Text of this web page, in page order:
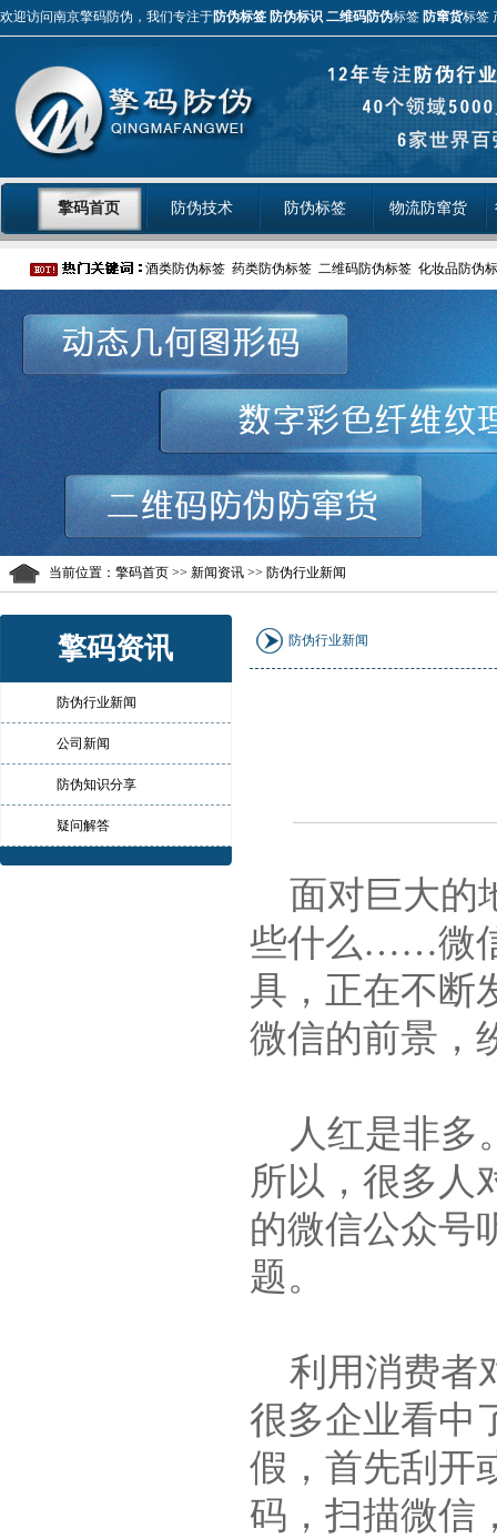
欢迎访问南京擎码防伪，我们专注于防伪标签 防伪标识 二维码防伪标签 防窜货标签
擎码首页 防伪技术 防伪标签 物流防窜货
酒类防伪标签 药类防伪标签 二维码防伪标签 化妆品防伪
当前位置： 擎码首页 >> 新闻资讯 >> 防伪行业新闻
擎码资讯
防伪行业新闻
公司新闻
防伪知识分享
疑问解答
防伪行业新闻
面对巨大的
些什么……微
具，正在不断
微信的前景，
人红是非多
所以，很多人
的微信公众号
题。
利用消费者
很多企业看中
假，首先刮开
码，扫描微信